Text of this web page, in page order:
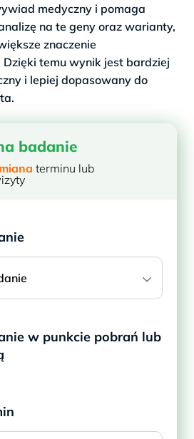
medyczny i pomaga
na te geny oraz warianty,
znaczenie
temu wynik jest bardziej
i lepiej dopasowany do
badanie
terminu lub
w punkcie pobrań lub